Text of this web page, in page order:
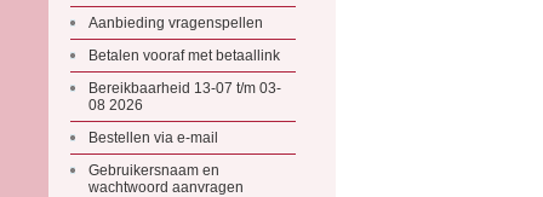
Aanbieding vragenspellen
Betalen vooraf met betaallink
Bereikbaarheid 13-07 t/m 03-
08 2026
Bestellen via e-mail
Gebruikersnaam en
wachtwoord aanvragen